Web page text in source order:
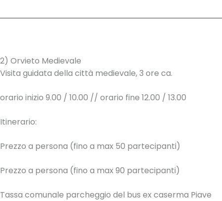
2) Orvieto Medievale
Visita guidata della città medievale, 3 ore ca.
orario inizio 9.00 / 10.00 // orario fine 12.00 / 13.00
Itinerario:
Prezzo a persona (fino a max 50 partecipanti)
Prezzo a persona (fino a max 90 partecipanti)
Tassa comunale parcheggio del bus ex caserma Piave